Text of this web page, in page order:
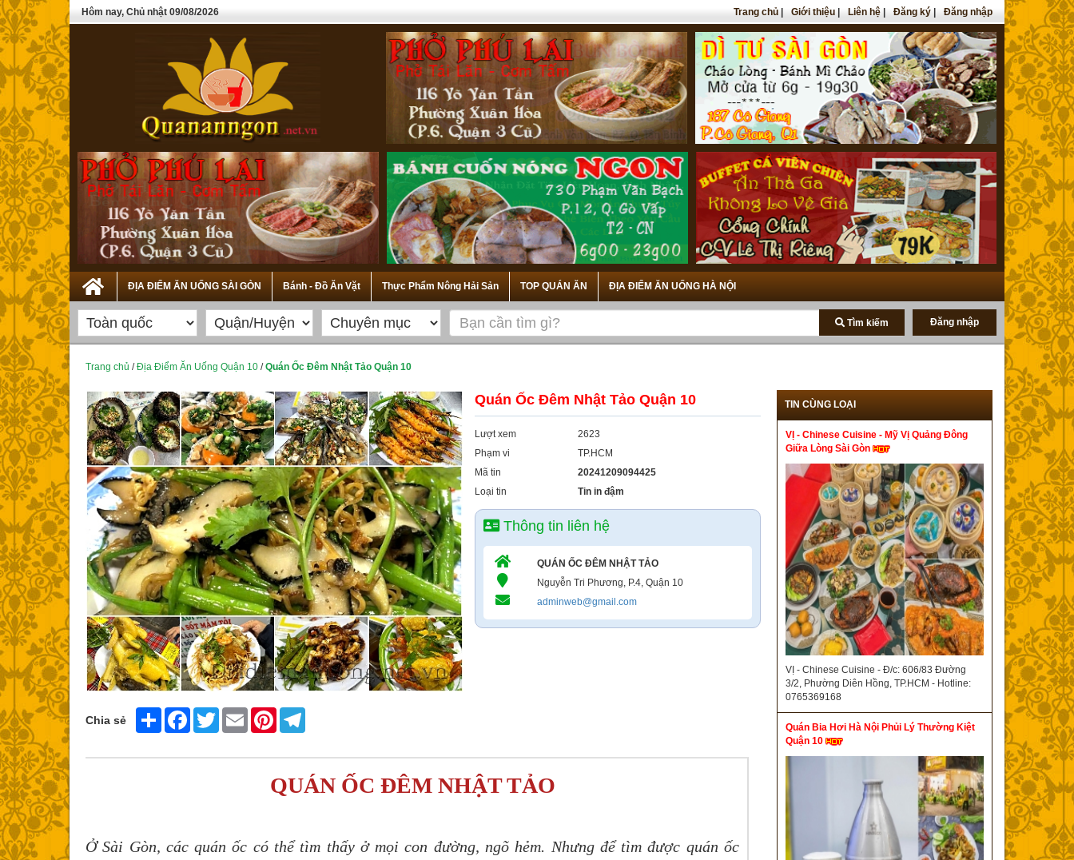
Hôm nay, Chủ nhật 09/08/2026 Trang chủ Giới thiệu Liên hệ Đăng ký Đăng nhập
ĐỊA ĐIỂM ĂN UỐNG SÀI GÒN Bánh - Đồ Ăn Vặt Thực Phẩm Nông Hải Sản TOP QUÁN ĂN ĐỊA ĐIỂM ĂN UỐNG HÀ NỘI
Tìm kiếm Đăng nhập
Trang chủ /Địa Điểm Ăn Uống Quận 10 /Quán Ốc Đêm Nhật Tảo Quận 10
Chia sẻ Share FacebookTwitter Email Pinterest
Quán Ốc Đêm Nhật Tảo Quận 10
Lượt xem
2623
Phạm vi
TP.HCM
Mã tin
20241209094425
Loại tin
Tin in đậm
Thông tin liên hệ
QUÁN ỐC ĐÊM NHẬT TẢO
Nguyễn Tri Phương, P.4, Quận 10
adminweb@gmail.com
QUÁN ỐC ĐÊM NHẬT TẢO
Ở Sài Gòn, các quán ốc có thể tìm thấy ở mọi con đường, ngõ hẻm. Nhưng để tìm được quán ốc
TIN CÙNG LOẠI
VỊ - Chinese Cuisine - Mỹ Vị Quảng Đông
Giữa Lòng Sài Gòn
VỊ - Chinese Cuisine - Đ/c: 606/83 Đường
3/2, Phường Diên Hồng, TP.HCM - Hotline:
0765369168
Quán Bia Hơi Hà Nội Phủi Lý Thường Kiệt
Quận 10